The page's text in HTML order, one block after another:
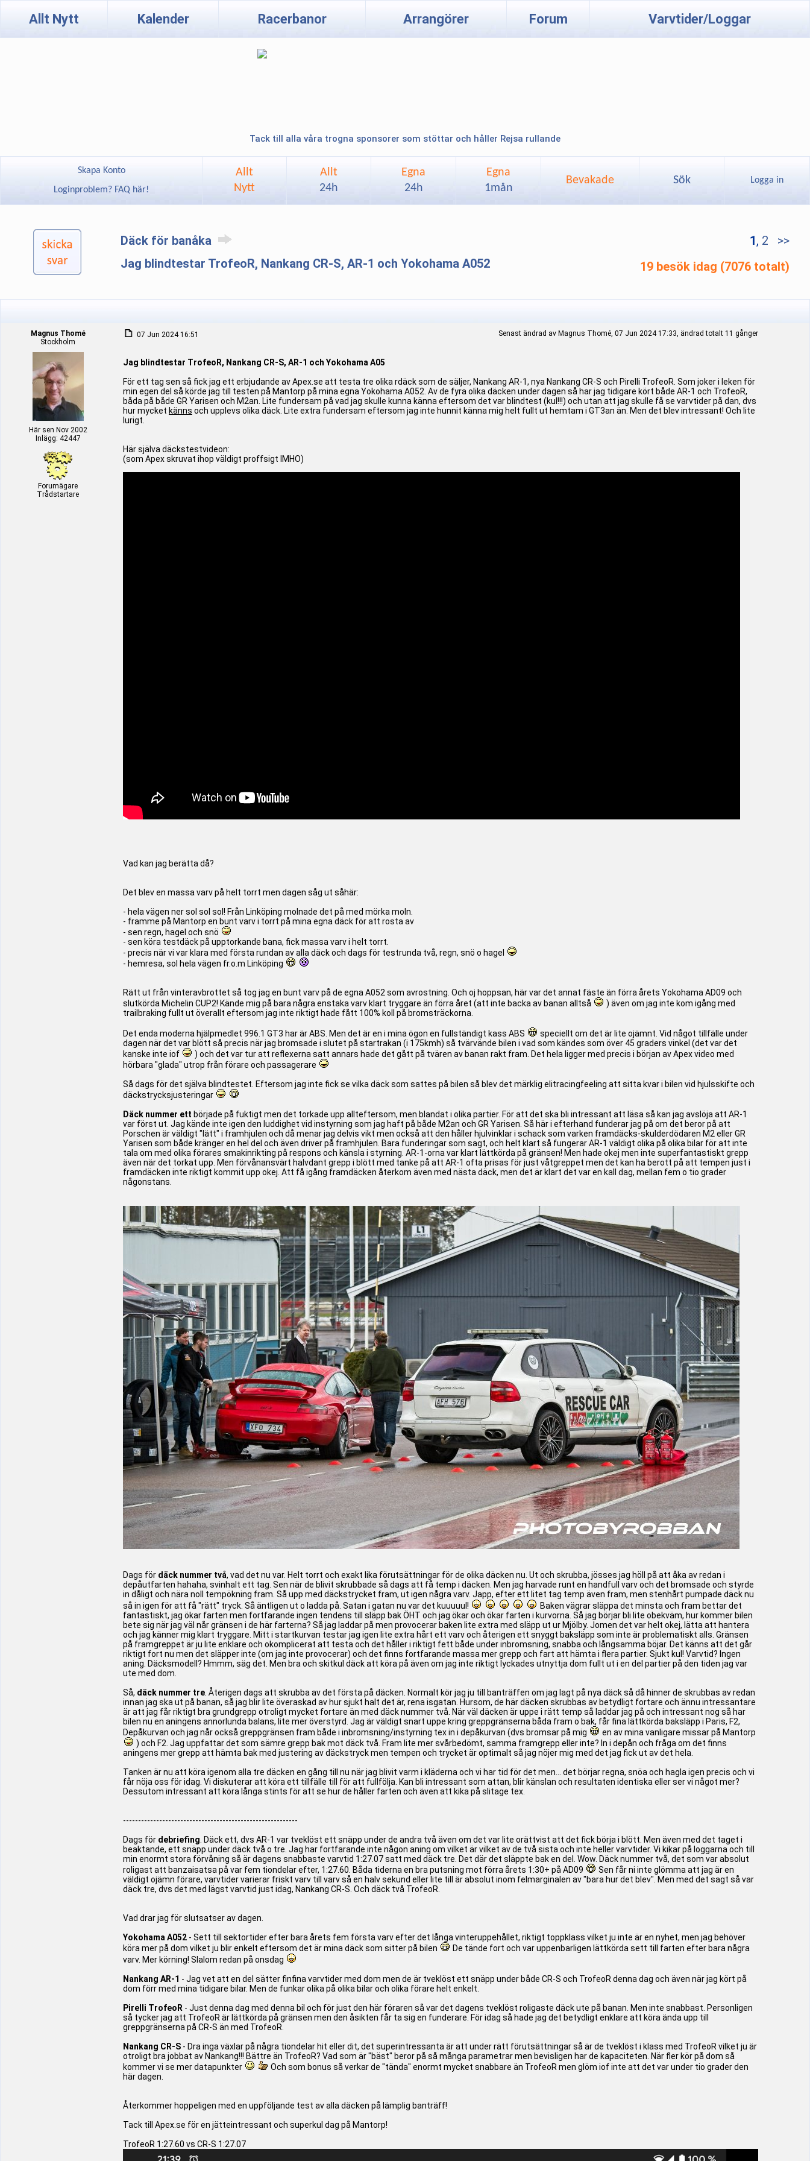
Allt Nytt Kalender Racerbanor Arrangörer Forum Varvtider/Loggar
Tack till alla våra trogna sponsorer som stöttar och håller Rejsa rullande
Skapa Konto
Loginproblem? FAQ här!
Allt
Nytt
Allt
24h
Egna
24h
Egna
1mån
Bevakade Sök Logga in
Däck för banåka
Jag blindtestar TrofeoR, Nankang CR-S, AR-1 och Yokohama A052
1, 2
>>
19 besök idag (7076 totalt)
Magnus Thomé
Stockholm
Här sen Nov 2002
Inlägg: 42447
Forumägare
Trådstartare
07 Jun 2024 16:51 Senast ändrad av Magnus Thomé, 07 Jun 2024 17:33, ändrad totalt 11 gånger
Jag blindtestar TrofeoR, Nankang CR-S, AR-1 och Yokohama A05
För ett tag sen så fick jag ett erbjudande av Apex.se att testa tre olika rdäck som de säljer, Nankang AR-1, nya Nankang CR-S och Pirelli TrofeoR. Som joker i leken för
min egen del så körde jag till testen på Mantorp på mina egna Yokohama A052. Av de fyra olika däcken under dagen så har jag tidigare kört både AR-1 och TrofeoR,
båda på både GR Yarisen och M2an. Lite fundersam på vad jag skulle kunna känna eftersom det var blindtest (kul!!!) och utan att jag skulle få se varvtider på dan, dvs
hur mycket känns och upplevs olika däck. Lite extra fundersam eftersom jag inte hunnit känna mig helt fullt ut hemtam i GT3an än. Men det blev intressant! Och lite
lurigt.
Här själva däckstestvideon:
(som Apex skruvat ihop väldigt proffsigt IMHO)
Vad kan jag berätta då?
Det blev en massa varv på helt torrt men dagen såg ut såhär:
- hela vägen ner sol sol sol! Från Linköping molnade det på med mörka moln.
- framme på Mantorp en bunt varv i torrt på mina egna däck för att rosta av
- sen regn, hagel och snö
- sen köra testdäck på upptorkande bana, fick massa varv i helt torrt.
- precis när vi var klara med första rundan av alla däck och dags för testrunda två, regn, snö o hagel
- hemresa, sol hela vägen fr.o.m Linköping
Rätt ut från vinteravbrottet så tog jag en bunt varv på de egna A052 som avrostning. Och oj hoppsan, här var det annat fäste än förra årets Yokohama AD09 och
slutkörda Michelin CUP2! Kände mig på bara några enstaka varv klart tryggare än förra året (att inte backa av banan alltså
) även om jag inte kom igång med
trailbraking fullt ut överallt eftersom jag inte riktigt hade fått 100% koll på bromsträckorna.
Det enda moderna hjälpmedlet 996.1 GT3 har är ABS. Men det är en i mina ögon en fullständigt kass ABS
speciellt om det är lite ojämnt. Vid något tillfälle under
dagen när det var blött så precis när jag bromsade i slutet på startrakan (i 175kmh) så tvärvände bilen i vad som kändes som över 45 graders vinkel (det var det
kanske inte iof
) och det var tur att reflexerna satt annars hade det gått på tvären av banan rakt fram. Det hela ligger med precis i början av Apex video med
hörbara "glada" utrop från förare och passagerare
Så dags för det själva blindtestet. Eftersom jag inte fick se vilka däck som sattes på bilen så blev det märklig elitracingfeeling att sitta kvar i bilen vid hjulsskifte och
däckstrycksjusteringar
Däck nummer ett började på fuktigt men det torkade upp allteftersom, men blandat i olika partier. För att det ska bli intressant att läsa så kan jag avslöja att AR-1
var först ut. Jag kände inte igen den luddighet vid instyrning som jag haft på både M2an och GR Yarisen. Så här i efterhand funderar jag på om det beror på att
Porschen är väldigt "lätt" i framhjulen och då menar jag delvis vikt men också att den håller hjulvinklar i schack som varken framdäcks-skulderdödaren M2 eller GR
Yarisen som både kränger en hel del och även driver på framhjulen. Bara funderingar som sagt, och helt klart så fungerar AR-1 väldigt olika på olika bilar för att inte
tala om med olika förares smakinrikting på respons och känsla i styrning. AR-1-orna var klart lättkörda på gränsen! Men hade okej men inte superfantastiskt grepp
även när det torkat upp. Men förvånansvärt halvdant grepp i blött med tanke på att AR-1 ofta prisas för just våtgreppet men det kan ha berott på att tempen just i
framdäcken inte riktigt kommit upp okej. Att få igång framdäcken återkom även med nästa däck, men det är klart det var en kall dag, mellan fem o tio grader
någonstans.
Dags för däck nummer två, vad det nu var. Helt torrt och exakt lika förutsättningar för de olika däcken nu. Ut och skrubba, jösses jag höll på att åka av redan i
depåutfarten hahaha, svinhalt ett tag. Sen när de blivit skrubbade så dags att få temp i däcken. Men jag harvade runt en handfull varv och det bromsade och styrde
in dåligt och nära noll tempökning fram. Så upp med däckstrycket fram, ut igen några varv. Japp, efter ett litet tag temp även fram, men stenhårt pumpade däck nu
så in igen för att få "rätt" tryck. Så äntligen ut o ladda på. Satan i gatan nu var det kuuuuul!
Baken vägrar släppa det minsta och fram bettar det
fantastiskt, jag ökar farten men fortfarande ingen tendens till släpp bak ÖHT och jag ökar och ökar farten i kurvorna. Så jag börjar bli lite obekväm, hur kommer bilen
bete sig när jag väl når gränsen i de här farterna? Så jag laddar på men provocerar baken lite extra med släpp ut ur Mjölby. Jomen det var helt okej, lätta att hantera
och jag känner mig klart tryggare. Mitt i startkurvan testar jag igen lite extra hårt ett varv och återigen ett snyggt baksläpp som inte är problematiskt alls. Gränsen
på framgreppet är ju lite enklare och okomplicerat att testa och det håller i riktigt fett både under inbromsning, snabba och långsamma böjar. Det känns att det går
riktigt fort nu men det släpper inte (om jag inte provocerar) och det finns fortfarande massa mer grepp och fart att hämta i flera partier. Sjukt kul! Varvtid? Ingen
aning. Däcksmodell? Hmmm, säg det. Men bra och skitkul däck att köra på även om jag inte riktigt lyckades utnyttja dom fullt ut i en del partier på den tiden jag var
ute med dom.
Så, däck nummer tre . Återigen dags att skrubba av det första på däcken. Normalt kör jag ju till banträffen om jag lagt på nya däck så då hinner de skrubbas av redan
innan jag ska ut på banan, så jag blir lite överaskad av hur sjukt halt det är, rena isgatan. Hursom, de här däcken skrubbas av betydligt fortare och ännu intressantare
är att jag får riktigt bra grundgrepp otroligt mycket fortare än med däck nummer två. När väl däcken är uppe i rätt temp så laddar jag på och intressant nog så har
bilen nu en aningens annorlunda balans, lite mer överstyrd. Jag är väldigt snart uppe kring greppgränserna båda fram o bak, får fina lättkörda baksläpp i Paris, F2,
Depåkurvan och jag når också greppgränsen fram både i inbromsning/instyrning tex in i depåkurvan (dvs bromsar på mig
en av mina vanligare missar på Mantorp
) och F2. Jag uppfattar det som sämre grepp bak mot däck två. Fram lite mer svårbedömt, samma framgrepp eller inte? In i depån och fråga om det finns
aningens mer grepp att hämta bak med justering av däckstryck men tempen och trycket är optimalt så jag nöjer mig med det jag fick ut av det hela.
Tanken är nu att köra igenom alla tre däcken en gång till nu när jag blivit varm i kläderna och vi har tid för det men... det börjar regna, snöa och hagla igen precis och vi
får nöja oss för idag. Vi diskuterar att köra ett tillfälle till för att fullfölja. Kan bli intressant som attan, blir känslan och resultaten identiska eller ser vi något mer?
Dessutom intressant att köra långa stints för att se hur de håller farten och även att kika på slitage tex.
----------------------------------------------------------
Dags för debriefing . Däck ett, dvs AR-1 var tveklöst ett snäpp under de andra två även om det var lite orättvist att det fick börja i blött. Men även med det taget i
beaktande, ett snäpp under däck två o tre. Jag har fortfarande inte någon aning om vilket är vilket av de två sista och inte heller varvtider. Vi kikar på loggarna och till
min enormt stora förvåning så är dagens snabbaste varvtid 1:27.07 satt med däck tre. Det där det släppte bak en del. Wow. Däck nummer två, det som var absolut
roligast att banzaisatsa på var fem tiondelar efter, 1:27.60. Båda tiderna en bra putsning mot förra årets 1:30+ på AD09
Sen får ni inte glömma att jag är en
väldigt ojämn förare, varvtider varierar friskt varv till varv så en halv sekund eller lite till är absolut inom felmarginalen av "bara hur det blev". Men med det sagt så var
däck tre, dvs det med lägst varvtid just idag, Nankang CR-S. Och däck två TrofeoR.
Vad drar jag för slutsatser av dagen.
Yokohama A052 - Sett till sektortider efter bara årets fem första varv efter det långa vinteruppehållet, riktigt toppklass vilket ju inte är en nyhet, men jag behöver
köra mer på dom vilket ju blir enkelt eftersom det är mina däck som sitter på bilen
De tände fort och var uppenbarligen lättkörda sett till farten efter bara några
varv. Mer körning! Slalom redan på onsdag
Nankang AR-1 - Jag vet att en del sätter finfina varvtider med dom men de är tveklöst ett snäpp under både CR-S och TrofeoR denna dag och även när jag kört på
dom förr med mina tidigare bilar. Men de funkar olika på olika bilar och olika förare helt enkelt.
Pirelli TrofeoR - Just denna dag med denna bil och för just den här föraren så var det dagens tveklöst roligaste däck ute på banan. Men inte snabbast. Personligen
så tycker jag att TrofeoR är lättkörda på gränsen men den åsikten får ta sig en funderare. För idag så hade jag det betydligt enklare att köra ända upp till
greppgränserna på CR-S än med TrofeoR.
Nankang CR-S - Dra inga växlar på några tiondelar hit eller dit, det superintressanta är att under rätt förutsättningar så är de tveklöst i klass med TrofeoR vilket ju är
otroligt bra jobbat av Nankang!!! Bättre än TrofeoR? Vad som är "bäst" beror på så många parametrar men bevisligen har de kapaciteten. När fler kör på dom så
kommer vi se mer datapunkter
Och som bonus så verkar de "tända" enormt mycket snabbare än TrofeoR men glöm iof inte att det var under tio grader den
här dagen.
Återkommer hoppeligen med en uppföljande test av alla däcken på lämplig banträff!
Tack till Apex.se för en jätteintressant och superkul dag på Mantorp!
TrofeoR 1:27.60 vs CR-S 1:27.07